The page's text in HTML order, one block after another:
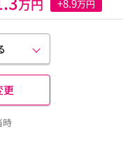
万円 万円
更
時